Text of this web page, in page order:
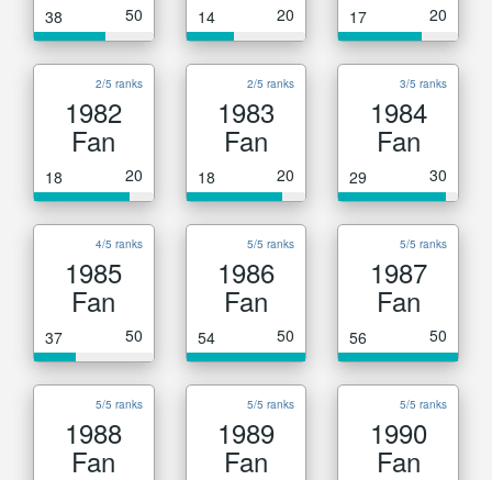
38 50 14 20 17 20
2/5 ranks
1982
Fan
18 20
2/5 ranks
1983
Fan
18 20
3/5 ranks
1984
Fan
29 30
4/5 ranks
1985
Fan
37 50
5/5 ranks
1986
Fan
54 50
5/5 ranks
1987
Fan
56 50
5/5 ranks
1988
Fan
5/5 ranks
1989
Fan
5/5 ranks
1990
Fan